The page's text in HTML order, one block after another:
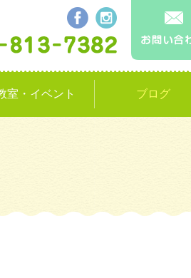
室・イベント ブログ